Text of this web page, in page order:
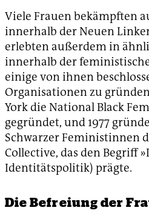
Viele Frauen bekämpften
innerhalb der Neuen
erlebten außerdem in
innerhalb der
einige von ihnen
Organisationen zu
York die National Black
gegründet, und 1977
Schwarzer Feministinnen
Collective, das den Begriff
Identitätspolitik) prägte.
Die Befreiung der